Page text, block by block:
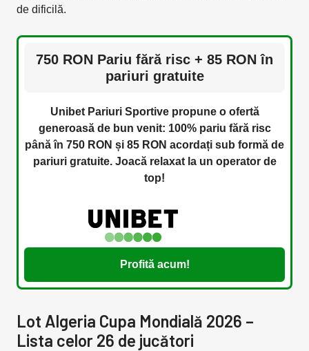
de dificilă.
750 RON Pariu fără risc + 85 RON în
pariuri gratuite
Unibet Pariuri Sportive propune o ofertă
generoasă de bun venit: 100% pariu fără risc
până în 750 RON și 85 RON acordați sub formă de
pariuri gratuite. Joacă relaxat la un operator de
top!
Profită acum!
Lot Algeria Cupa Mondială 2026 –
Lista celor 26 de jucători